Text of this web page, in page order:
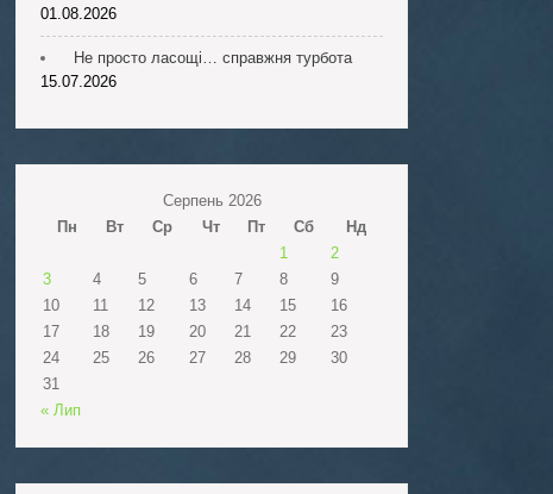
01.08.2026
Не просто ласощі… справжня турбота
15.07.2026
Серпень 2026
Пн
Вт Ср Чт Пт Сб
Нд
1
2
3
4 5 6 7 8
9
10
11 12 13 14 15
16
17
18 19 20 21 22
23
24
25 26 27 28 29
30
31
« Лип